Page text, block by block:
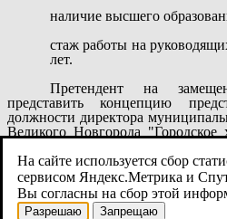
наличие высшего
стаж работы на
лет.
Претендент на
представить концепцию
должности директора
Великого Новгорода "Городское
Перечень
информация о конкурсе
в разделе «Кадровое обеспечение»
На сайте используется сбор
сервисом Яндекс.Метрика и
Вы согласны на сбор этой
Разрешаю Запрещаю